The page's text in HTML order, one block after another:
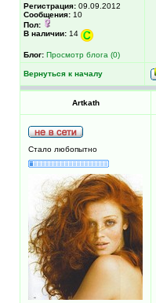
Регистрация: 09.09.2012
Сообщения: 10
Пол:
В наличии: 14
Блог: Просмотр блога (0)
Вернуться к началу
Artkath
Стало любопытно